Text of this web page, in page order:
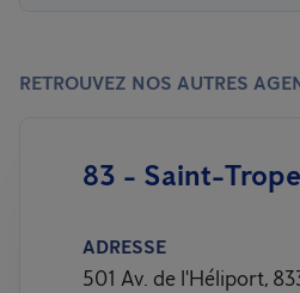
RETROUVEZ NOS AUTRES
83 - Saint-
ADRESSE
501 Av. de l'Héliport,